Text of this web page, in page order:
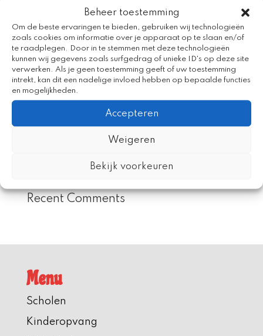
Beheer toestemming
Om de beste ervaringen te bieden, gebruiken wij technologieën
zoals cookies om informatie over je apparaat op te slaan en/of
te raadplegen. Door in te stemmen met deze technologieën
kunnen wij gegevens zoals surfgedrag of unieke ID's op deze site
verwerken. Als je geen toestemming geeft of uw toestemming
intrekt, kan dit een nadelige invloed hebben op bepaalde functies
en mogelijkheden.
Accepteren
Weigeren
Bekijk voorkeuren
Recent Posts
Creativiteit en taalplezier tijdens Spijker en
Spelweek Beijum
Voorkom de zomerdip met het
vakantieaanbod
Venieuwde app Bereslim
Kleine Aap en de Voorleestrom
Voorleesdagen 2026
Recent Comments
Menu
Scholen
Kinderopvang